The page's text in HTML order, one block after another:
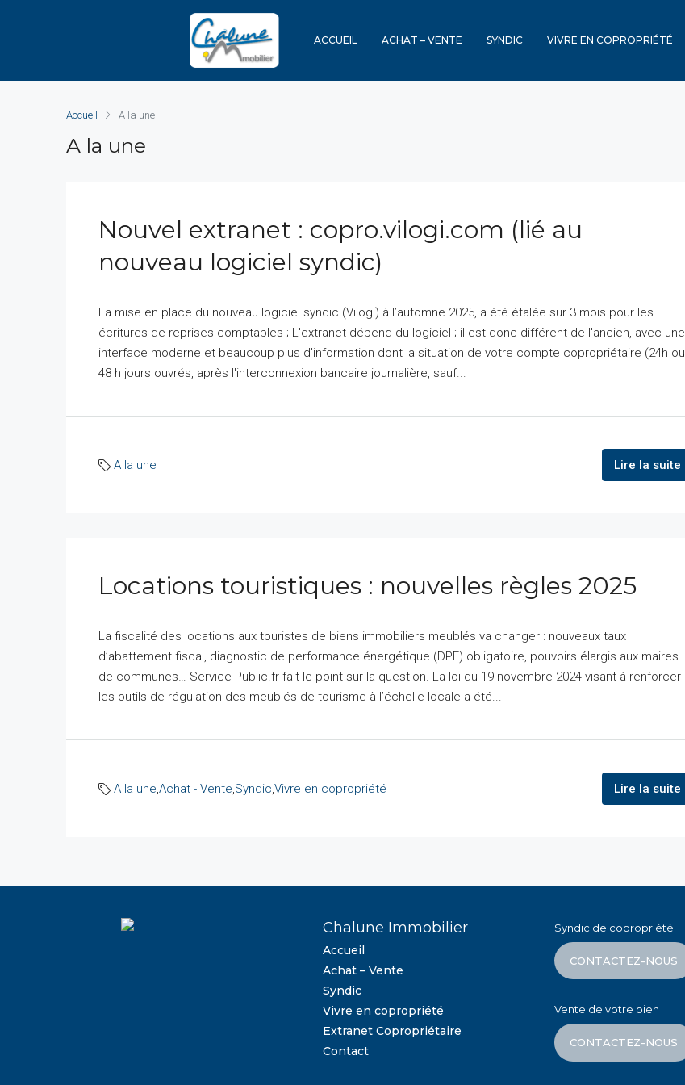
ACCUEIL ACHAT – VENTE SYNDIC VIVRE EN COPROPRIÉTÉ
Accueil A la une
A la une
Nouvel extranet : copro.vilogi.com (lié au
nouveau logiciel syndic)
La mise en place du nouveau logiciel syndic (Vilogi) à l’automne 2025, a été étalée sur 3 mois pour les
écritures de reprises comptables ; L'extranet dépend du logiciel ; il est donc différent de l'ancien, avec une
interface moderne et beaucoup plus d'information dont la situation de votre compte copropriétaire (24h ou
48 h jours ouvrés, après l'interconnexion bancaire journalière, sauf...
A la une Lire la suite
Locations touristiques : nouvelles règles 2025
La fiscalité des locations aux touristes de biens immobiliers meublés va changer : nouveaux taux
d’abattement fiscal, diagnostic de performance énergétique (DPE) obligatoire, pouvoirs élargis aux maires
de communes… Service-Public.fr fait le point sur la question. La loi du 19 novembre 2024 visant à renforcer
les outils de régulation des meublés de tourisme à l’échelle locale a été...
A la une Achat - Vente Syndic Vivre en copropriété Lire la suite
Chalune Immobilier
Accueil
Achat – Vente
Syndic
Vivre en copropriété
Extranet Copropriétaire
Contact
Syndic de copropriété
CONTACTEZ-NOUS
Vente de votre bien
CONTACTEZ-NOUS